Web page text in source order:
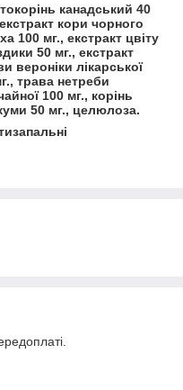
канадський 40
кори чорного
100 мг., екстракт цвіту
50 мг., екстракт
вероніки лікарської
трава нетреби
100 мг., корінь
50 мг., целюлоза.